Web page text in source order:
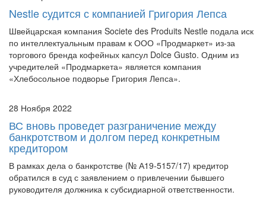
Швейцарская компания Societe des Produits Nestle подала иск
по интеллектуальным правам к ООО «Продмаркет» из-за
торгового бренда кофейных капсул Dolce Gusto. Одним из
учредителей «Продмаркета» является компания
«Хлебосольное подворье Григория Лепса».
28 Ноября 2022
банкротством и долгом перед конкретным
кредитором
В рамках дела о банкротстве (№ А19-5157/17) кредитор
обратился в суд с заявлением о привлечении бывшего
руководителя должника к субсидиарной ответственности.
28 Ноября 2022